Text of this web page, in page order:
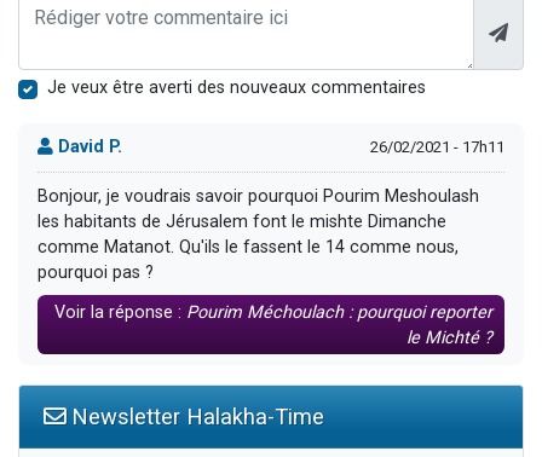
Je veux être averti des nouveaux commentaires
David P. 26/02/2021 - 17h11
Bonjour, je voudrais savoir pourquoi Pourim Meshoulash
les habitants de Jérusalem font le mishte Dimanche
comme Matanot. Qu'ils le fassent le 14 comme nous,
pourquoi pas ?
Voir la réponse : Pourim Méchoulach : pourquoi reporter
le Michté ?
Newsletter Halakha-Time